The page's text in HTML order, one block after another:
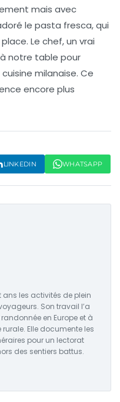
mais avec
le pasta fresca, qui
Le chef, un vrai
notre table pour
milanaise. Ce
encore plus
LINKEDIN WHATSAPP
les activités de plein
Son travail l’a
en Europe et à
Elle documente les
pour un lectorat
des sentiers battus.